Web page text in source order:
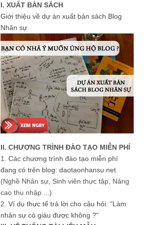
I. XUẤT BẢN SÁCH
Giới thiệu về dự án xuất bản sách Blog
Nhân sự
II. CHƯƠNG TRÌNH ĐÀO TẠO MIỄN PHÍ
1. Các chương trình đào tạo miễn phí
đang có trên blog: daotaonhansu.net
(Nghề Nhân sự, Sinh viên thực tập, Nâng
cao thu nhập ...)
2. Ví dụ thực tế trả lời cho câu hỏi: "Làm
nhân sự có giàu được không ?"